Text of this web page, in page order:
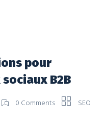
pour
B2B
0 Comments
SEO